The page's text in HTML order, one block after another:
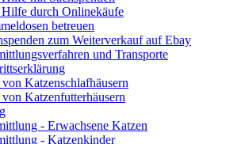
durch Onlinekäufe
betreuen
zum Weiterverkauf auf Ebay
und Transporte
Katzenschlafhäusern
Katzenfutterhäusern
- Erwachsene Katzen
- Katzenkinder